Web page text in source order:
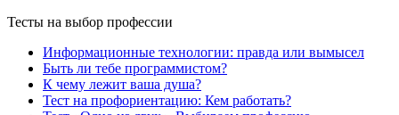
Тесты на выбор профессии
Информационные технологии: правда или вымысел
Быть ли тебе программистом?
К чему лежит ваша душа?
Тест на профориентацию: Кем работать?